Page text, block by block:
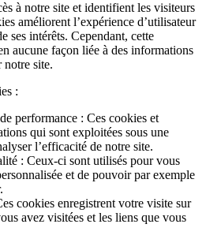
à notre site et identifient les visiteurs
améliorent l’expérience d’utilisateur
ses intérêts. Cependant, cette
aucune façon liée à des informations
notre site.
:
performance : Ces cookies et
qui sont exploitées sous une
l’efficacité de notre site.
: Ceux-ci sont utilisés pour vous
et de pouvoir par exemple
cookies enregistrent votre visite sur
avez visitées et les liens que vous